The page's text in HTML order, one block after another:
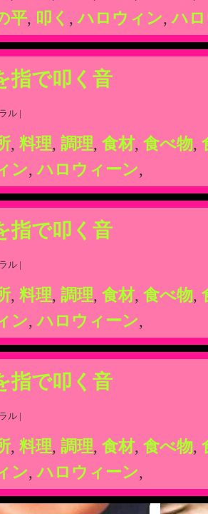
平, 叩く ,ハロウィン,ハ
指で叩く音
ル |
, 料理, 調理, 食材, 食べ物,
ン,ハロウィーン,
指で叩く音
ル |
, 料理, 調理, 食材, 食べ物,
ン,ハロウィーン,
指で叩く音
ル |
, 料理, 調理, 食材, 食べ物,
ン,ハロウィーン,